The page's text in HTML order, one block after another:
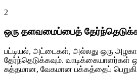
2
ஒரு தளவமைப்பைத்
பட்டியல், அட்டைகள், அல்லது ஒரு
தேர்ந்தெடுக்கவும். வாடிக்கையாளர்கள்
சுத்தமான, வேகமான பக்கத்தைப்